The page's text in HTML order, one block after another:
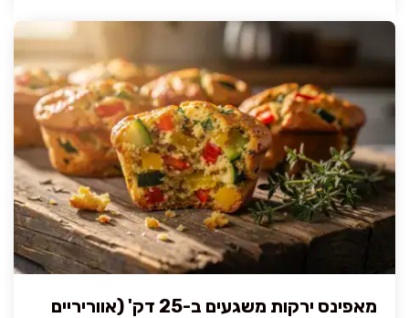
מאפינס ירקות משגעים ב-25 דק' (אווריריים